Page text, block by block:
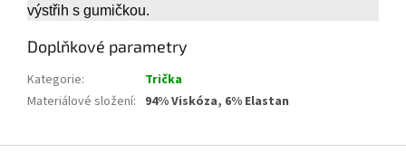
výstřih s gumičkou.
Doplňkové parametry
Kategorie:
Trička
Materiálové složení: 94% Viskóza, 6% Elastan